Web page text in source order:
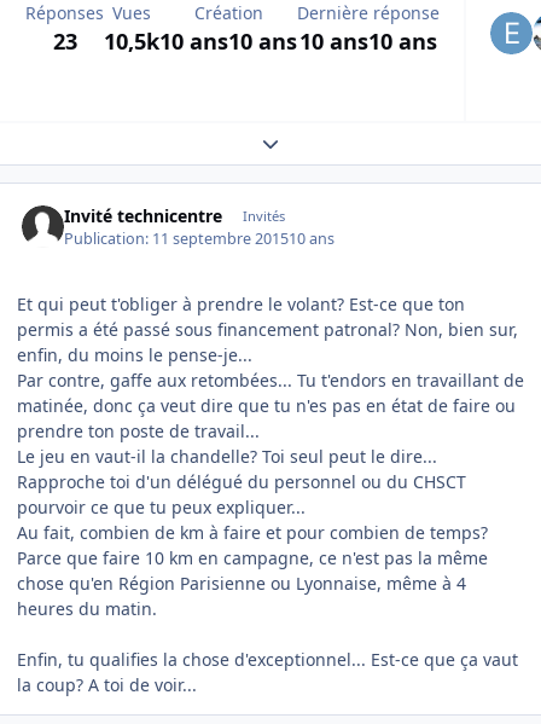
Réponses
23
Vues
10,5k
Création
10 ans10 ans
Dernière réponse
10 ans10 ans
Expand topic overview
Invité technicentre Invités
Publication: 11 septembre 201510 ans
Et qui peut t'obliger à prendre le volant? Est-ce que ton
permis a été passé sous financement patronal? Non, bien sur,
enfin, du moins le pense-je...
Par contre, gaffe aux retombées... Tu t'endors en travaillant de
matinée, donc ça veut dire que tu n'es pas en état de faire ou
prendre ton poste de travail...
Le jeu en vaut-il la chandelle? Toi seul peut le dire...
Rapproche toi d'un délégué du personnel ou du CHSCT
pourvoir ce que tu peux expliquer...
Au fait, combien de km à faire et pour combien de temps?
Parce que faire 10 km en campagne, ce n'est pas la même
chose qu'en Région Parisienne ou Lyonnaise, même à 4
heures du matin.
Enfin, tu qualifies la chose d'exceptionnel... Est-ce que ça vaut
la coup? A toi de voir...